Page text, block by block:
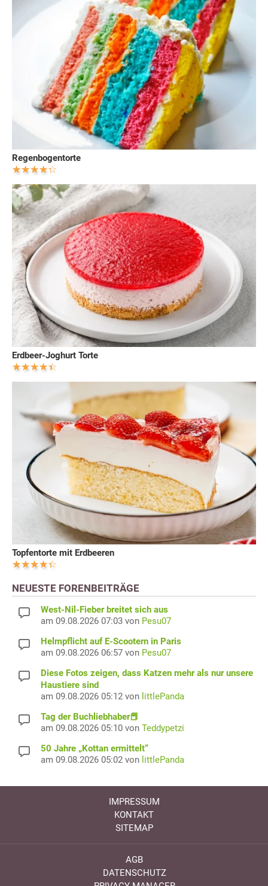
Regenbogentorte
Erdbeer-Joghurt Torte
Topfentorte mit Erdbeeren
NEUESTE FORENBEITRÄGE
West-Nil-Fieber breitet sich aus
am 09.08.2026 07:03 von Pesu07
Helmpflicht auf E-Scootern in Paris
am 09.08.2026 06:57 von Pesu07
Diese Fotos zeigen, dass Katzen mehr als nur unsere
Haustiere sind
am 09.08.2026 05:12 von littlePanda
Tag der Buchliebhaber📕
am 09.08.2026 05:10 von Teddypetzi
50 Jahre „Kottan ermittelt“
am 09.08.2026 05:02 von littlePanda
IMPRESSUM
KONTAKT
SITEMAP
AGB
DATENSCHUTZ